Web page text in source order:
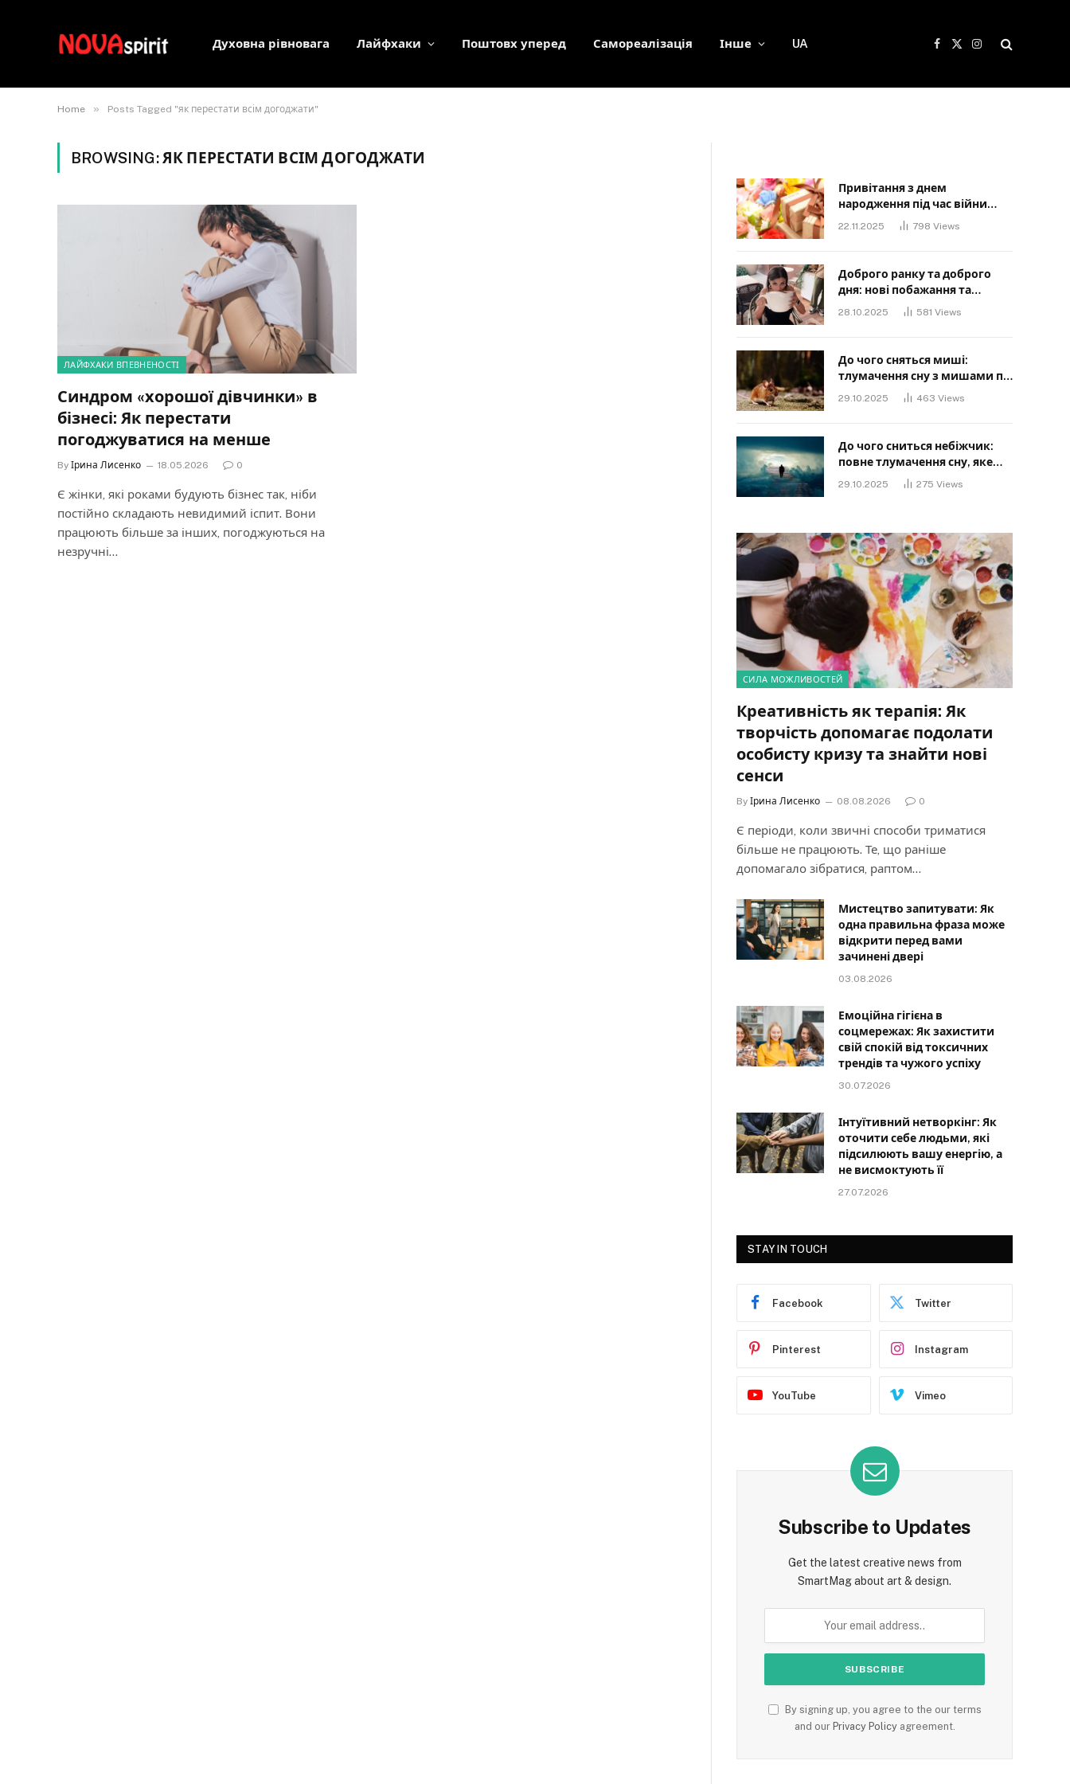
Духовна рівновага Лайфхаки Поштовх уперед Самореалізація Інше UA
Facebook
X
Instagram
Home » Posts Tagged "як перестати всім догоджати"
BROWSING:ЯК ПЕРЕСТАТИ ВСІМ ДОГОДЖАТИ
ЛАЙФХАКИ ВПЕВНЕНОСТІ
Синдром «хорошої дівчинки» в
бізнесі: Як перестати
погоджуватися на менше
By Ірина Лисенко 18.05.2026 0
Є жінки, які роками будують бізнес так, ніби
постійно складають невидимий іспит. Вони
працюють більше за інших, погоджуються на
незручні…
Привітання з днем
народження під час війни
своїми словами: Слова, що
22.11.2025 798 Views
Доброго ранку та доброго
дня: нові побажання та
картинки для близьких
28.10.2025 581 Views
До чого сняться миші:
тлумачення сну з мишами по
29.10.2025 463 Views
До чого сниться небіжчик:
повне тлумачення сну, яке
має знати кожен
29.10.2025 275 Views
СИЛА МОЖЛИВОСТЕЙ
Креативність як терапія: Як
творчість допомагає подолати
особисту кризу та знайти нові
сенси
By Ірина Лисенко 08.08.2026 0
Є періоди, коли звичні способи триматися
більше не працюють. Те, що раніше
допомагало зібратися, раптом…
Мистецтво запитувати: Як
одна правильна фраза може
відкрити перед вами
зачинені двері
03.08.2026
Емоційна гігієна в
соцмережах: Як захистити
свій спокій від токсичних
трендів та чужого успіху
30.07.2026
Інтуїтивний нетворкінг: Як
оточити себе людьми, які
підсилюють вашу енергію, а
не висмоктують її
27.07.2026
STAY IN TOUCH
Facebook Twitter
Pinterest Instagram
YouTube Vimeo
Subscribe to Updates
Get the latest creative news from
SmartMag about art & design.
By signing up, you agree to the our terms
and our Privacy Policyagreement.